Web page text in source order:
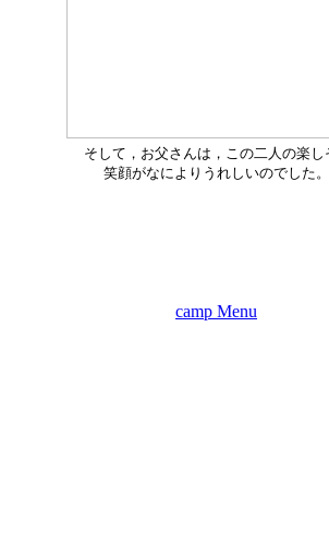
そして，お父さんは，この二人の楽し
笑顔がなによりうれしいのでした。
camp Menu